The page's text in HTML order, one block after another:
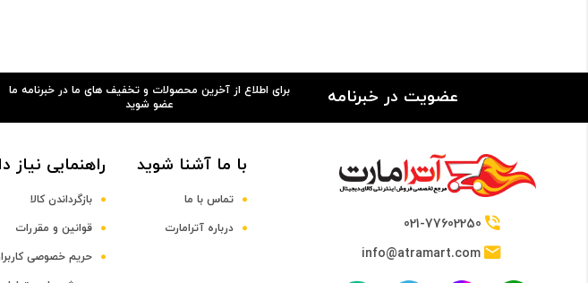
اندازه تصویر
درگاه های ورودی و خروجی
ورودی VGA
خروجی VGA
عضویت در خبرنامه
برای اطلاع از آخرین محصولات و تخفیف های ما در خبرنامه ما
عضو شوید
021-77602250
info@atramart.com
با ما آشنا شوید
تماس با ما
درباره آترامارت
راهنمایی نیاز
بازگرداندن کالا
قوانین و مقررات
حریم خصوصی